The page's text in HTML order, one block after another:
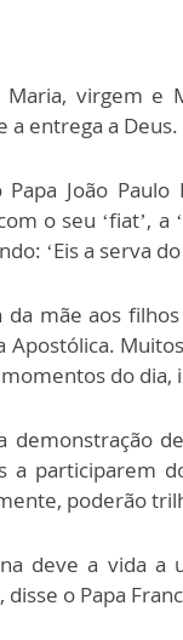
virgem e
entrega a
João
o seu ‘fiat’,
‘Eis a serva
da mãe aos
Apostólica.
do dia,
demonstração
a participarem
poderão
deve a vida
o Papa